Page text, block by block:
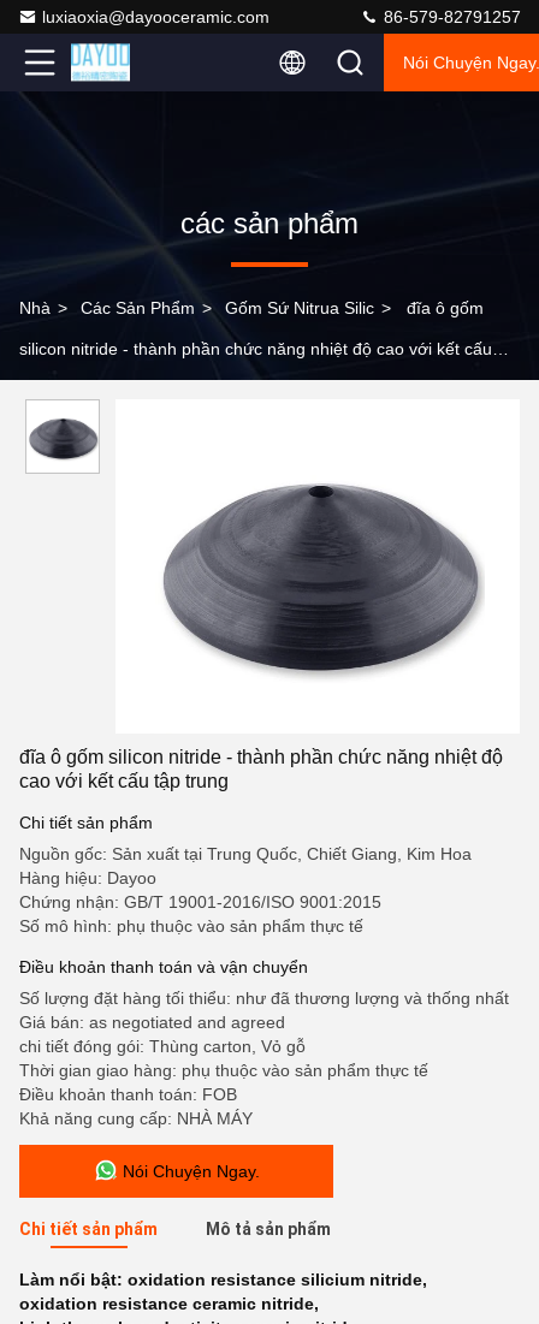
luxiaoxia@dayooceramic.com 86-579-82791257
Nói Chuyện Ngay.
các sản phẩm
Nhà > Các Sản Phẩm > Gốm Sứ Nitrua Silic > đĩa ô gốm
silicon nitride - thành phần chức năng nhiệt độ cao với kết cấu
đĩa ô gốm silicon nitride - thành phần chức năng nhiệt độ
cao với kết cấu tập trung
Chi tiết sản phẩm
Nguồn gốc: Sản xuất tại Trung Quốc, Chiết Giang, Kim Hoa
Hàng hiệu: Dayoo
Chứng nhận: GB/T 19001-2016/ISO 9001:2015
Số mô hình: phụ thuộc vào sản phẩm thực tế
Điều khoản thanh toán và vận chuyển
Số lượng đặt hàng tối thiểu: như đã thương lượng và thống nhất
Giá bán: as negotiated and agreed
chi tiết đóng gói: Thùng carton, Vỏ gỗ
Thời gian giao hàng: phụ thuộc vào sản phẩm thực tế
Điều khoản thanh toán: FOB
Khả năng cung cấp: NHÀ MÁY
Nói Chuyện Ngay.
Chi tiết sản phẩm Mô tả sản phẩm
Làm nổi bật: oxidation resistance silicium nitride,
oxidation resistance ceramic nitride,